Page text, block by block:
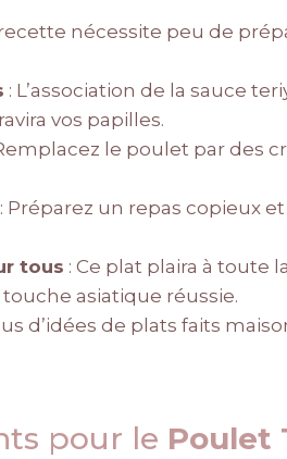
recette nécessite peu de
: L’association de la sauce
vos papilles.
le poulet par des
: Préparez un repas copieux
tous : Ce plat plaira à toute
asiatique réussie.
d’idées de plats faits
pour le Poulet